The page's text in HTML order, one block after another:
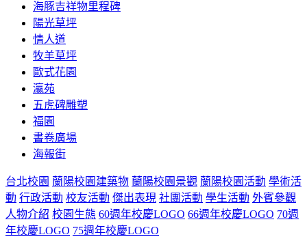
海豚吉祥物里程碑
陽光草坪
情人道
牧羊草坪
歐式花園
瀛苑
五虎碑雕塑
福園
書卷廣場
海報街
台北校園 蘭陽校園建築物 蘭陽校園景觀 蘭陽校園活動 學術活
動 行政活動 校友活動 傑出表現 社團活動 學生活動 外賓參觀
人物介紹 校園生態 60週年校慶LOGO 66週年校慶LOGO 70週
年校慶LOGO 75週年校慶LOGO